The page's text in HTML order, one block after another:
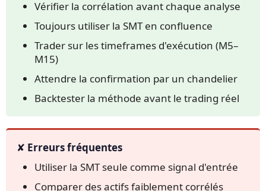
Vérifier la corrélation avant chaque analyse
Toujours utiliser la SMT en confluence
Trader sur les timeframes d'exécution (M5–
M15)
Attendre la confirmation par un chandelier
Backtester la méthode avant le trading réel
✘ Erreurs fréquentes
Utiliser la SMT seule comme signal d'entrée
Comparer des actifs faiblement corrélés